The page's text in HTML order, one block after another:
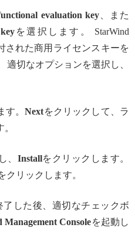
evaluation key、また
を選択します。 StarWind
された商用ライセンスキーを
適切なオプションを選択し、
す。Nextをクリックして、ラ
、 Installをクリックします。
クリックします。
した後、適切なチェックボ
Management Consoleを起動し